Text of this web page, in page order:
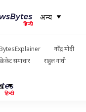
अन्य
नरेंद्र मोदी
समाचार राहुल गांधी